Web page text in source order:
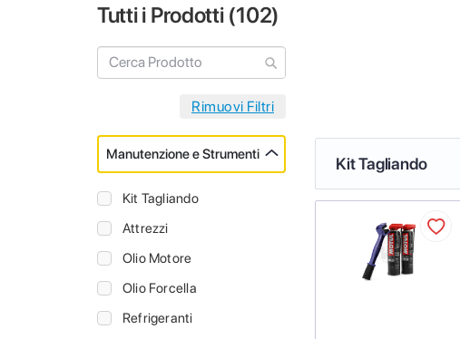
Tutti i Prodotti (102)
Manutenzione e Strumenti
Kit Tagliando
Attrezzi
Olio Motore
Olio Forcella
Refrigeranti
Kit Tagliando